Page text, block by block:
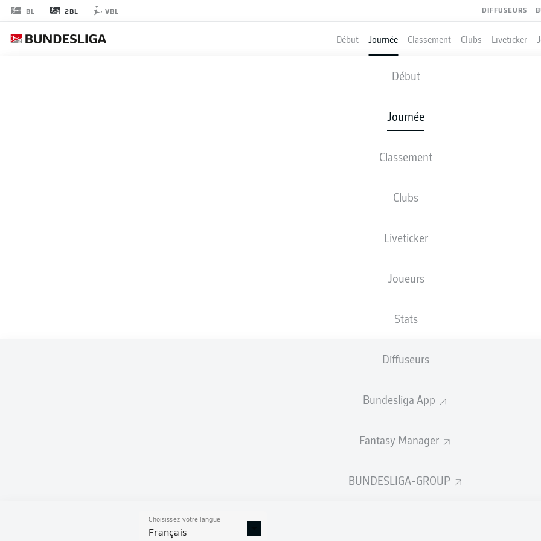
BL 2BL VBL DIFFUSEURS
Début Journée Classement Clubs Liveticker
Début
Journée
Classement
Clubs
Liveticker
Joueurs
Stats
Diffuseurs
Bundesliga App
Fantasy Manager
BUNDESLIGA-GROUP
Choisissez votre langue
Français
VFL OSNABRÜCK - SSV JAHN
0 1
COMPOSITIONS STATISTIQUES
M. Bacher